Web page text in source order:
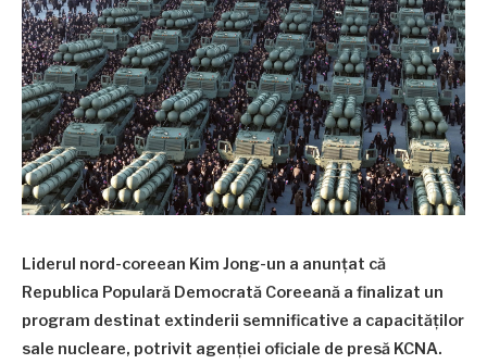
Liderul nord-coreean Kim Jong-un a anunțat că
Republica Populară Democrată Coreeană a finalizat un
program destinat extinderii semnificative a capacităților
sale nucleare, potrivit agenției oficiale de presă KCNA.